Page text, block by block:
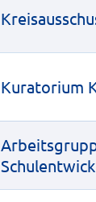
Kuratorium